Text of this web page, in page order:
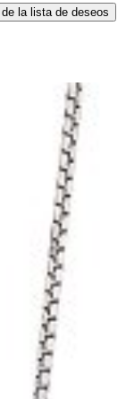
la lista de deseos